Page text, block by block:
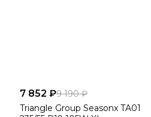
7 852 ₽9 190 ₽
Triangle Group Seasonx TA01